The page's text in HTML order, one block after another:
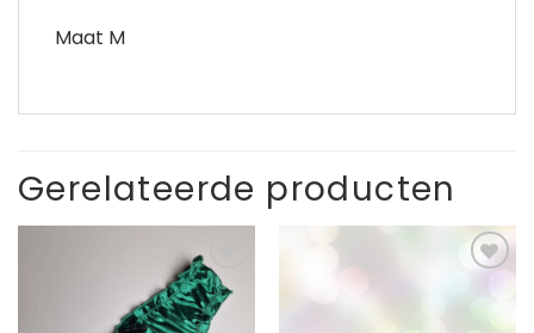
Maat M
Gerelateerde producten